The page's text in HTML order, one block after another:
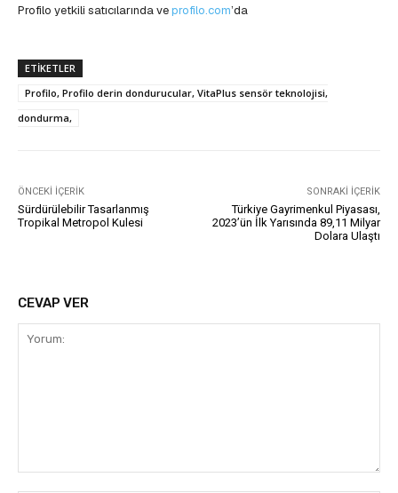
Profilo yetkili satıcılarında veprofilo.com’da
ETIKETLER
Profilo, Profilo derin dondurucular, VitaPlus sensör teknolojisi,
dondurma,
ÖNCEKI İÇERIK
Sürdürülebilir Tasarlanmış
Tropikal Metropol Kulesi
SONRAKI İÇERIK
Türkiye Gayrimenkul Piyasası,
2023’ün İlk Yarısında 89,11 Milyar
Dolara Ulaştı
CEVAP VER